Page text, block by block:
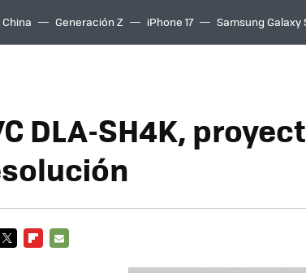
China Generación Z iPhone 17 Samsung Galaxy
DLA-SH4K,